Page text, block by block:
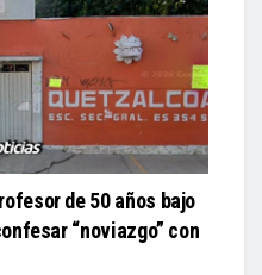
de 50 años bajo
“noviazgo” con